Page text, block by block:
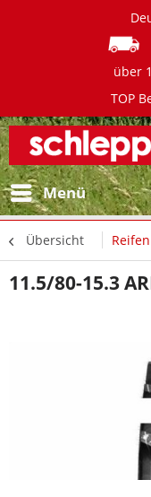
über
TOP
Menü
Übersicht Reifen
11.5/80-15.3